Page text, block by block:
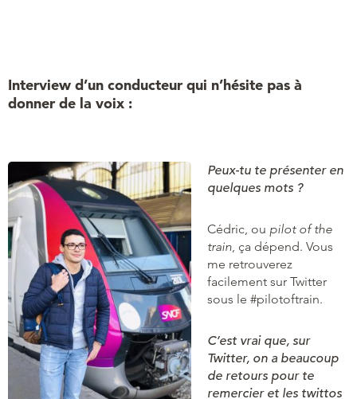
Interview d’un conducteur qui n’hésite pas à
donner de la voix :
Peux-tu te présenter en
quelques mots ?
Cédric, ou pilot of the
train, ça dépend. Vous
me retrouverez
facilement sur Twitter
sous le #pilotoftrain.
C’est vrai que, sur
Twitter, on a beaucoup
de retours pour te
remercier et les twittos